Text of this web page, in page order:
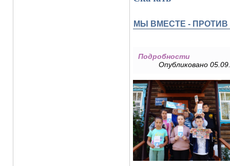
МЫ ВМЕСТЕ - ПРОТИВ
Подробности
Опубликовано